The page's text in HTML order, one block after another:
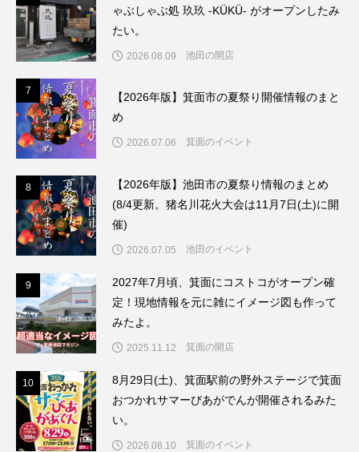
ゃぶしゃぶ処 玖玖 -KÜKÜ- がオープンしたみ
たい。
2026.08.09 池田の開店
7
【2026年版】箕面市の夏祭り開催情報のまと
め
2026.07.06 箕面のイベント
8
【2026年版】池田市の夏祭り情報のまとめ
(8/4更新。猪名川花火大会は11月7日(土)に開
催)
2026.07.05 池田のイベント
9
2027年7月頃、箕面にコストコがオープン確
定！現地情報を元に雑にイメージ図も作って
みたよ。
2025.11.12 箕面の開店
10
8月29日(土)、箕面駅前の野外ステージで箕面
おつかれサマーびあがでんが開催されるみた
い。
2026.08.10 箕面のイベント